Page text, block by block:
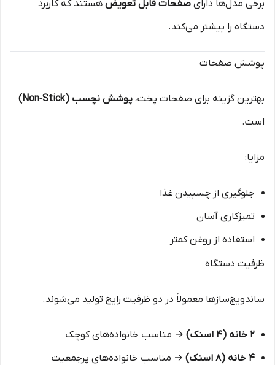
برخی مدل‌ها دارای صفحات قابل تعویض هستند که کاربرد
دستگاه را بیشتر می‌کند.
پوشش صفحات
بهترین گزینه برای صفحات پخت، پوشش نچسب (Non‑Stick)
است.
مزایا:
جلوگیری از چسبیدن غذا
تمیزکاری آسان
استفاده از روغن کمتر
ظرفیت دستگاه
ساندویچ‌سازها معمولاً در دو ظرفیت رایج تولید می‌شوند.
۲ خانه (۴ اسنک)
→ مناسب خانواده‌های کوچک
۴ خانه (۸ اسنک)
→ مناسب خانواده‌های پرجمعیت